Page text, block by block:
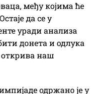
међу којима ће
да се у
уради анализа
донета и одлука
открива наш
одржано је у